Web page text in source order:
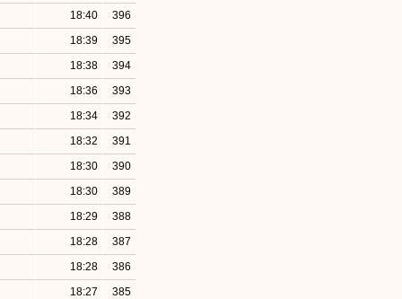
396
18:40
395
18:39
394
18:38
393
18:36
392
18:34
391
18:32
390
18:30
389
18:30
388
18:29
387
18:28
386
18:28
385
18:27